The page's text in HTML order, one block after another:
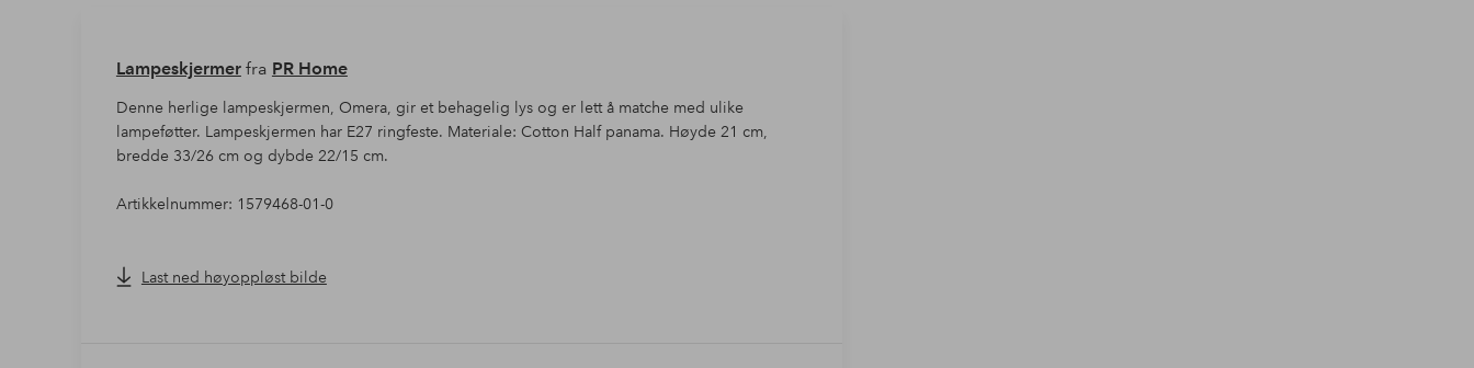
Lampeskjermerfra PR Home
Denne herlige lampeskjermen, Omera, gir et behagelig lys og er lett å matche med ulike
lampeføtter. Lampeskjermen har E27 ringfeste. Materiale: Cotton Half panama. Høyde 21 cm,
bredde 33/26 cm og dybde 22/15 cm.
Artikkelnummer: 1579468-01-0
Last ned høyoppløst bilde